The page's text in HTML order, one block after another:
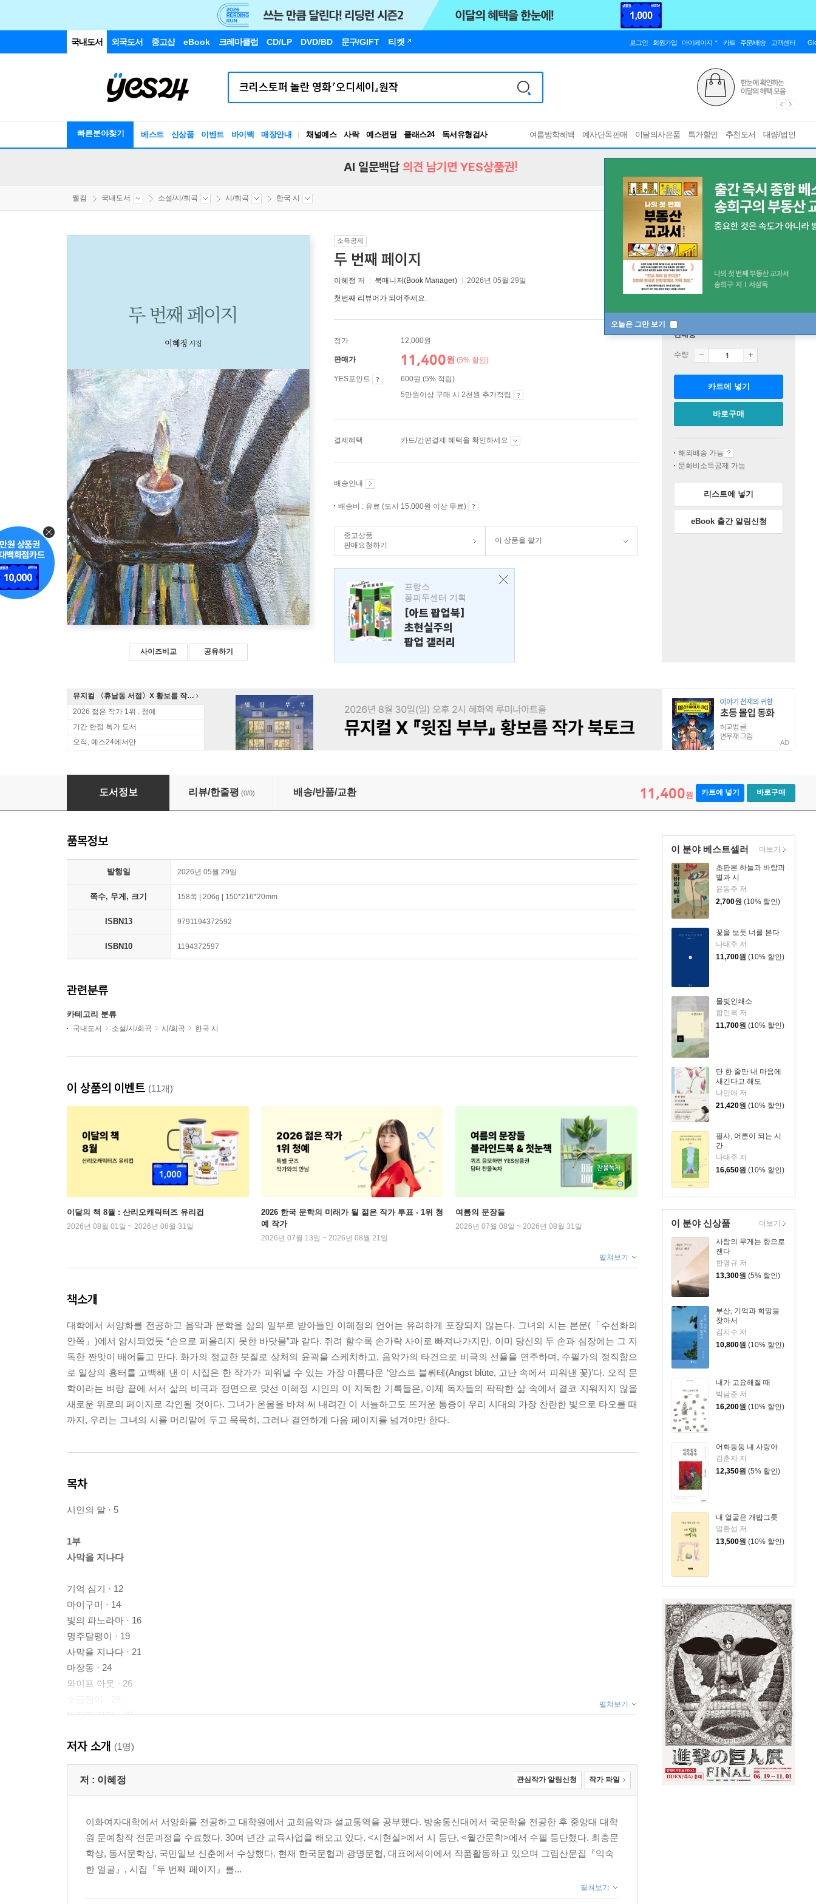
국내도서 외국도서 중고샵 eBook 크레마클럽 CD/LP DVD/BD 문구/GIFT 티켓 로그인 회원가입 마이페이지 카트 주문/배송 고객센터
빠른분야찾기 베스트 신상품 이벤트 바이백 매장안내 채널예스 사락 예스펀딩 클래스24
RBTI Lab
독서유형검사
여름방학혜택 예사단독판매 이달의사은품 특가할인 추천도서 대량/법인
오늘은 그만 보기
AI 일문백답 의견 남기면 YES상품권!
웰컴 국내도서 소설/시/희곡 시/희곡 한국 시
사이즈비교 공유하기
소득공제
두 번째 페이지
이혜정 저 북매니저(Book Manager) 2026년 05월 29일
첫번째 리뷰어가 되어주세요.
정가 12,000원
판매가 11,400원 (5% 할인)
YES포인트
600원 (5% 적립)
5만원이상 구매 시 2천원 추가적립
결제혜택 카드/간편결제 혜택을 확인하세요
배송안내
배송비 : 유료 (도서 15,000원 이상 무료)
중고상품
판매요청하기
이 상품을 팔기
프랑스
퐁피두센터 기획
[아트 팝업북]
초현실주의
팝업 갤러리
판매중
수량
카트에 넣기
바로구매
해외배송 가능
문화비소득공제 가능
리스트에 넣기
eBook 출간 알림신청
뮤지컬 〈휴남동 서점〉X 황보름 작가 북토크
2026 젊은 작가 1위 : 청예
기간 한정 특가 도서
오직, 예스24에서만
AD
두 번째 페이지
도서정보 리뷰/한줄평 (0/0) 배송/반품/교환 11,400원 카트에 넣기 바로구매
이 분야 베스트셀러
초판본 하늘과 바람과
별과 시
윤동주 저
2,700원 (10% 할인)
꽃을 보듯 너를 본다
나태주 저
11,700원 (10% 할인)
물빛인쇄소
함민복 저
11,700원 (10% 할인)
단 한 줄만 내 마음에
새긴다고 해도
나민애 저
21,420원 (10% 할인)
필사, 어른이 되는 시
간
나태주 저
16,650원 (10% 할인)
더보기
이 분야 신상품
사람의 무게는 향으로
잰다
한명규 저
13,300원 (5% 할인)
부산, 기억과 희망을
찾아서
김지수 저
10,800원 (10% 할인)
내가 고요해질 때
박남준 저
16,200원 (10% 할인)
어화둥둥 내 사랑아
김춘자 저
12,350원 (5% 할인)
내 얼굴은 개밥그릇
엄환섭 저
13,500원 (10% 할인)
더보기
품목정보
발행일 2026년 05월 29일
쪽수, 무게, 크기 158쪽 | 206g | 150*216*20mm
ISBN13 9791194372592
ISBN10 1194372597
관련분류
카테고리 분류
국내도서 소설/시/희곡 시/희곡 한국 시
이 상품의 이벤트 (11개)
이달의 책 8월 : 산리오캐릭터즈 유리컵
2026년 08월 01일 ~ 2026년 08월 31일
2026 한국 문학의 미래가 될 젊은 작가 투표 - 1위 청
예 작가
2026년 07월 13일 ~ 2026년 08월 21일
여름의 문장들
2026년 07월 08일 ~ 2026년 08월 31일
펼쳐보기
책소개
대학에서 서양화를 전공하고 음악과 문학을 삶의 일부로 받아들인 이혜정의 언어는 유려하게 포장되지 않는다. 그녀의 시는 본문(「수선화의
안쪽」)에서 암시되었듯 “손으로 퍼올리지 못한 바닷물”과 같다. 쥐려 할수록 손가락 사이로 빠져나가지만, 이미 당신의 두 손과 심장에는 그 지
독한 짠맛이 배어들고 만다. 화가의 정교한 붓질로 상처의 윤곽을 스케치하고, 음악가의 타건으로 비극의 선율을 연주하며, 수필가의 정직함으
로 일상의 흉터를 고백해 낸 이 시집은 한 작가가 피워낼 수 있는 가장 아름다운 ‘앙스트 블뤼테(Angst blüte, 고난 속에서 피워낸 꽃)’다. 오직 문
학이라는 벼랑 끝에 서서 삶의 비극과 정면으로 맞선 이혜정 시인의 이 지독한 기록들은, 이제 독자들의 팍팍한 삶 속에서 결코 지워지지 않을
새로운 위로의 페이지로 각인될 것이다. 그녀가 온몸을 바쳐 써 내려간 이 서늘하고도 뜨거운 통증이 우리 시대의 가장 찬란한 빛으로 타오를 때
까지, 우리는 그녀의 시를 머리맡에 두고 묵묵히, 그러나 결연하게 다음 페이지를 넘겨야만 한다.
목차
시인의 말 · 5
1부
사막을 지나다
기억 심기 · 12
마이구미 · 14
빛의 파노라마 · 16
명주달팽이 · 19
사막을 지나다 · 21
마장동 · 24
와이프 아웃 · 26
마지막 자리 · 30
커밍아웃 · 34
깃털의 무게 · 36
거식증 · 38
국수나무에 들어갔다
펼쳐보기
저자 소개 (1명)
저 : 이혜정 관심작가 알림신청 작가 파일
이화여자대학에서 서양화를 전공하고 대학원에서 교회음악과 설교통역을 공부했다. 방송통신대에서 국문학을 전공한 후 중앙대 대학
원 문예창작 전문과정을 수료했다. 30여 년간 교육사업을 해오고 있다. <시현실>에서 시 등단, <월간문학>에서 수필 등단했다. 최충문
학상, 동서문학상, 국민일보 신춘에서 수상했다. 현재 한국문협과 광명문협, 대표에세이에서 작품활동하고 있으며 그림산문집『익숙
한 얼굴』, 시집『두 번째 페이지』를...
펼쳐보기